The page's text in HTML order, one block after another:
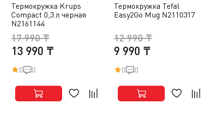
Термокружка Krups
Compact 0,3 л черная
N2161144
13 990 ₸
17 990 ₸
0 0
Термокружка Tefal
Easy2Go Mug N2110317
9 990 ₸
12 990 ₸
0 0